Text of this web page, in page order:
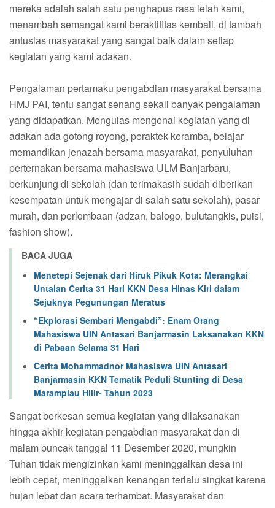
mereka adalah salah satu penghapus rasa lelah kami,
menambah semangat kami beraktifitas kembali, di tambah
antusias masyarakat yang sangat baik dalam setiap
kegiatan yang kami adakan.
Pengalaman pertamaku pengabdian masyarakat bersama
HMJ PAI, tentu sangat senang sekali banyak pengalaman
yang didapatkan. Mengulas mengenai kegiatan yang di
adakan ada gotong royong, peraktek keramba, belajar
memandikan jenazah bersama masyarakat, penyuluhan
perternakan bersama mahasiswa ULM Banjarbaru,
berkunjung di sekolah (dan terimakasih sudah diberikan
kesempatan untuk mengajar di salah satu sekolah), pasar
murah, dan perlombaan (adzan, balogo, bulutangkis, puisi,
fashion show).
BACA JUGA
Menetepi Sejenak dari Hiruk Pikuk Kota: Merangkai
Untaian Cerita 31 Hari KKN Desa Hinas Kiri dalam
Sejuknya Pegunungan Meratus
“Ekplorasi Sembari Mengabdi”: Enam Orang
Mahasiswa UIN Antasari Banjarmasin Laksanakan KKN
di Pabaan Selama 31 Hari
Cerita Mohammadnor Mahasiswa UIN Antasari
Banjarmasin KKN Tematik Peduli Stunting di Desa
Marampiau Hilir- Tahun 2023
Sangat berkesan semua kegiatan yang dilaksanakan
hingga akhir kegiatan pengabdian masyarakat dan di
malam puncak tanggal 11 Desember 2020, mungkin
Tuhan tidak mengizinkan kami meninggalkan desa ini
lebih cepat, meninggalkan kenangan terlalu singkat karena
hujan lebat dan acara terhambat. Masyarakat dan